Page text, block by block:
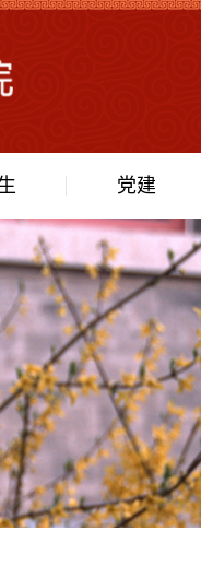
党建